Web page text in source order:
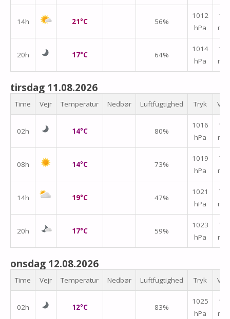
14h 21°C 56%
1012
hPa
↑
m/s
20h 17°C 64%
1014
hPa
↑
m/s
tirsdag 11.08.2026
Time Vejr Temperatur Nedbør Luftfugtighed Tryk
02h 14°C 80%
1016
hPa
↑
m/s
08h 14°C 73%
1019
hPa
↑
m/s
14h 19°C 47%
1021
hPa
↑
m/s
20h 17°C 59%
1023
hPa
↑
m/s
onsdag 12.08.2026
Time Vejr Temperatur Nedbør Luftfugtighed Tryk
02h 12°C 83%
1025
hPa
↑
m/s